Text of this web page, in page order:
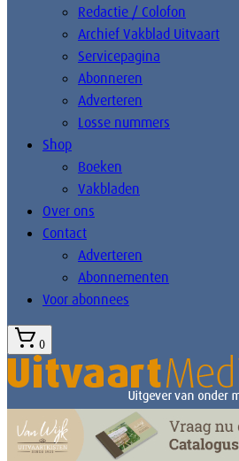
Redactie / Colofon
Archief Vakblad Uitvaart
Servicepagina
Abonneren
Adverteren
Losse nummers
Shop
Boeken
Vakbladen
Over ons
Contact
Adverteren
Abonnementen
Voor abonnees
0